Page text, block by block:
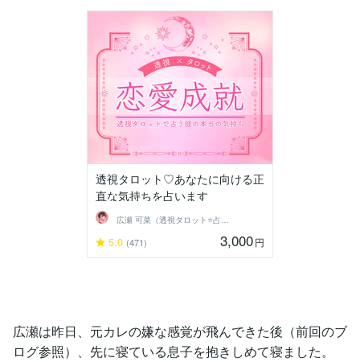
透視タロット♡あなたに向ける正
直な気持ちを占います
広瀬 可菜（透視タロット⭐占い師）
5.0 (471) 3,000円
広瀬は昨日、元カレの嫌な感覚が飛んできた後（前回のブ
ログ参照）、先に寝ている息子を抱きしめて寝ました。